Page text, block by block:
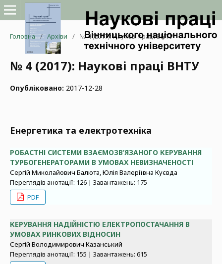
Головна / Архіви / № 4 (2017): Наукові праці ВНТУ
№ 4 (2017): Наукові праці ВНТУ
Опубліковано: 2017-12-28
Енергетика та електротехніка
РОБАСТНІ СИСТЕМИ ВЗАЄМОЗВ’ЯЗАНОГО КЕРУВАННЯ
ТУРБОГЕНЕРАТОРАМИ В УМОВАХ НЕВИЗНАЧЕНОСТІ
Сергій Миколайович Балюта, Юлія Валеріївна Куєвда
Переглядів анотації: 126 | Завантажень: 175
PDF
КЕРУВАННЯ НАДІЙНІСТЮ ЕЛЕКТРОПОСТАЧАННЯ В
УМОВАХ РИНКОВИХ ВІДНОСИН
Сергій Володимирович Казанський
Переглядів анотації: 155 | Завантажень: 615